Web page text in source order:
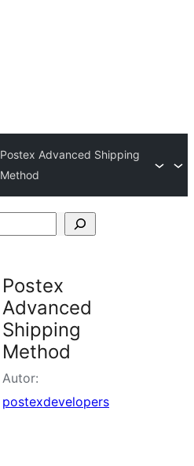
Postex Advanced Shipping
Method
Postex
Advanced
Shipping
Method
Autor:
postexdevelopers